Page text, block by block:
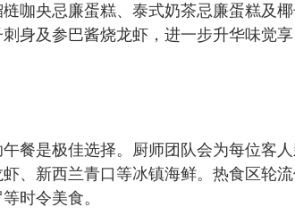
咖央忌廉蛋糕、泰式奶茶忌廉蛋糕及
身及参巴酱烧龙虾，进一步升华味觉享
餐是极佳选择。厨师团队会为每位客
、新西兰青口等冰镇海鲜。热食区轮
时令美食。